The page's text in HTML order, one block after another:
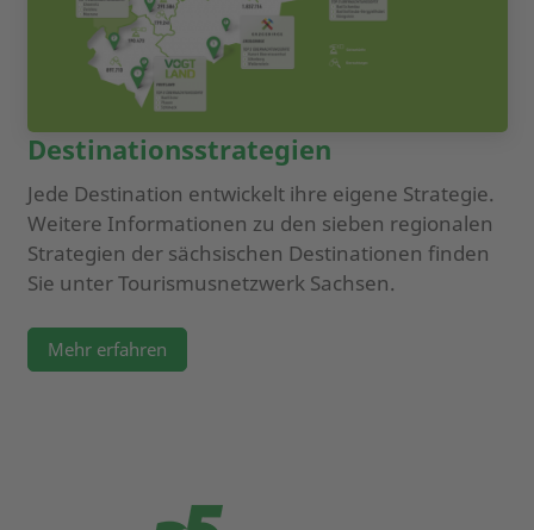
Destinationsstrategien
Jede Destination entwickelt ihre eigene Strategie.
Weitere Informationen zu den sieben regionalen
Strategien der sächsischen Destinationen finden
Sie unter Tourismusnetzwerk Sachsen.
Mehr erfahren